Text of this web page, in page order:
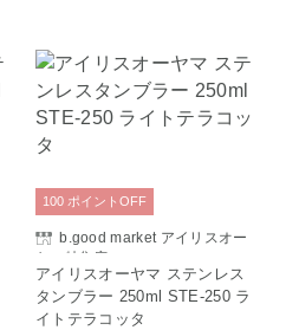
b.good market アイリスオー
ヤマ特集店
アイリスオーヤマ ステンレス
タンブラー 250ml STE-250 ラ
イトテラコッタ
100 ポイント OFF